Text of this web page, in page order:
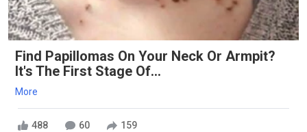
Find Papillomas On Your Neck Or Armpit?
It's The First Stage Of...
More
488 60 159